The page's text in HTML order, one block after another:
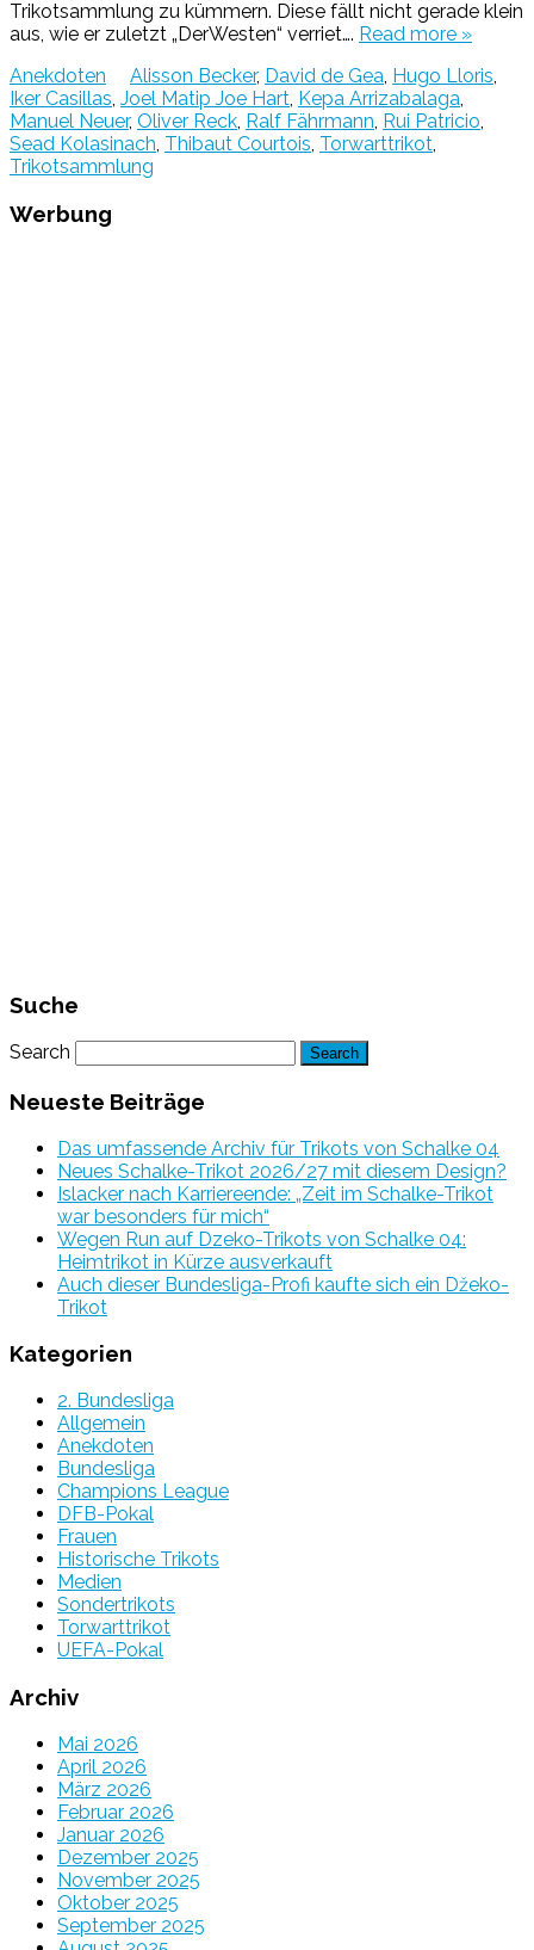
Trikotsammlung zu kümmern. Diese fällt nicht gerade klein
aus, wie er zuletzt „DerWesten“ verriet…. Read more »
Anekdoten
Alisson Becker, David de Gea, Hugo Lloris,
Iker Casillas, Joel Matip Joe Hart, Kepa Arrizabalaga,
Manuel Neuer, Oliver Reck, Ralf Fährmann, Rui Patricio,
Sead Kolasinach, Thibaut Courtois, Torwarttrikot,
Trikotsammlung
Werbung
Suche
Search
Neueste Beiträge
Das umfassende Archiv für Trikots von Schalke 04
Neues Schalke-Trikot 2026/27 mit diesem Design?
Islacker nach Karriereende: „Zeit im Schalke-Trikot
war besonders für mich“
Wegen Run auf Dzeko-Trikots von Schalke 04:
Heimtrikot in Kürze ausverkauft
Auch dieser Bundesliga-Profi kaufte sich ein Džeko-
Trikot
Kategorien
2. Bundesliga
Allgemein
Anekdoten
Bundesliga
Champions League
DFB-Pokal
Frauen
Historische Trikots
Medien
Sondertrikots
Torwarttrikot
UEFA-Pokal
Archiv
Mai 2026
April 2026
März 2026
Februar 2026
Januar 2026
Dezember 2025
November 2025
Oktober 2025
September 2025